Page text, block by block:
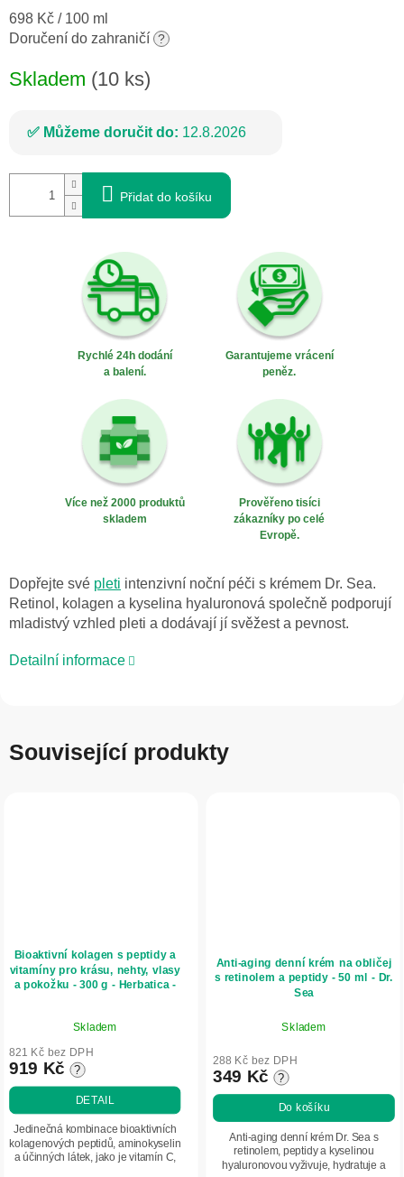
Měrná
cena:
698 Kč / 100 ml
Doručení do zahraničí ?
Skladem (10 ks)
Můžeme doručit do: 12.8.2026
Přidat do košíku
Rychlé 24h dodání
a balení.
Garantujeme vrácení
peněz.
Více než 2000 produktů
skladem
Prověřeno tisíci
zákazníky po celé
Evropě.
Dopřejte své pleti intenzivní noční péči s krémem Dr. Sea.
Retinol, kolagen a kyselina hyaluronová společně podporují
mladistvý vzhled pleti a dodávají jí svěžest a pevnost.
Detailní informace
Související produkty
Bioaktivní kolagen s peptidy a
vitamíny pro krásu, nehty, vlasy
a pokožku - 300 g - Herbatica -
hodnocení
produktu
je
5,0
z
5
hvězdiček.
Skladem
821 Kč bez DPH
919 Kč ?
DETAIL
Jedinečná kombinace bioaktivních
kolagenových peptidů, aminokyselin
a účinných látek, jako je vitamín C,
Anti-aging denní krém na obličej
s retinolem a peptidy - 50 ml - Dr.
Sea
Skladem
288 Kč bez DPH
349 Kč ?
Do košíku
Anti-aging denní krém Dr. Sea s
retinolem, peptidy a kyselinou
hyaluronovou vyživuje, hydratuje a